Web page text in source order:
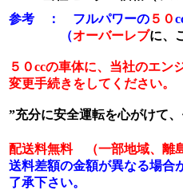
参考 ： フルパワーの ５０
（オーバーレブに、
５０ccの車体に、当社のエン
変更手続きをしてください。
”充分に安全運転を心がけて
配送料無料 （一部地域、離
送料差額の金額が異なる場合
了承下さい。